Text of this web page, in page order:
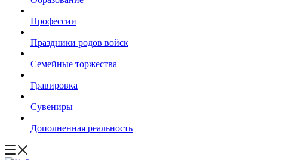
Профессии
Праздники родов войск
Семейные торжества
Гравировка
Сувениры
Дополненная реальность